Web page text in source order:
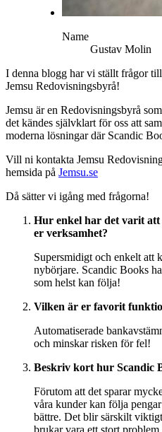
Name
Gustav Molin
I denna blogg har vi ställt frågor
Jemsu Redovisningsbyrå!
Jemsu är en Redovisningsbyrå
det kändes självklart för oss att
moderna lösningar där Scandic
Vill ni kontakta Jemsu
hemsida på Jemsu.se
Då sätter vi igång med frågorna!
Hur enkel har det varit att
er verksamhet?
Supersmidigt och enkelt att
nybörjare. Scandic Books
som helst kan följa!
Vilken är er favorit
Automatiserade
och minskar risken för fel!
Beskriv kort hur Scandic
Förutom att det sparar
våra kunder kan följa
bättre. Det blir särskilt
brukar vara ett stort problem